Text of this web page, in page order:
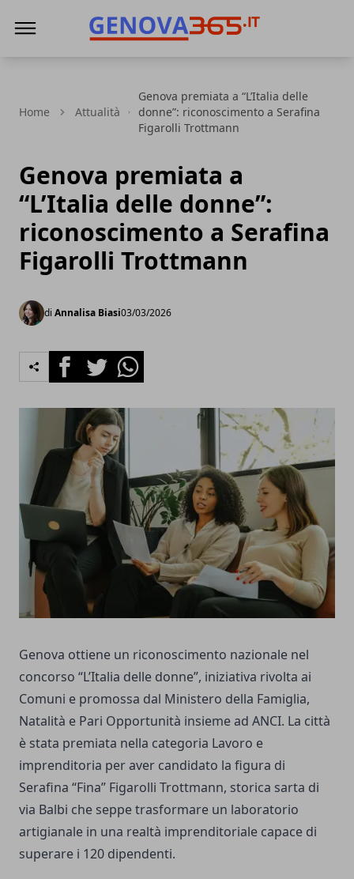
Home Attualità
Genova premiata a “L’Italia delle
donne”: riconoscimento a Serafina
Figarolli Trottmann
Genova premiata a
“L’Italia delle donne”:
riconoscimento a Serafina
Figarolli Trottmann
di Annalisa Biasi03/03/2026
FacebookTwitterWhatsapp
Genova ottiene un riconoscimento nazionale nel
concorso “L’Italia delle donne”, iniziativa rivolta ai
Comuni e promossa dal Ministero della Famiglia,
Natalità e Pari Opportunità insieme ad ANCI. La città
è stata premiata nella categoria Lavoro e
imprenditoria per aver candidato la figura di
Serafina “Fina” Figarolli Trottmann, storica sarta di
via Balbi che seppe trasformare un laboratorio
artigianale in una realtà imprenditoriale capace di
superare i 120 dipendenti.